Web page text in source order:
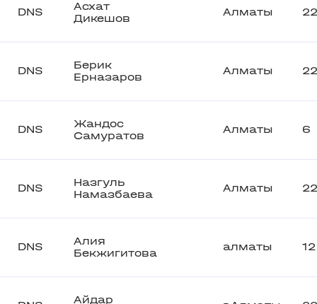
DNS
Асхат
Дикешов
Алматы
DNS
Берик
Ерназаров
Алматы
DNS
Жандос
Самуратов
Алматы 6
DNS
Назгуль
Намазбаева
Алматы
DNS
Алия
Бекжигитова
алматы 12
Айдар